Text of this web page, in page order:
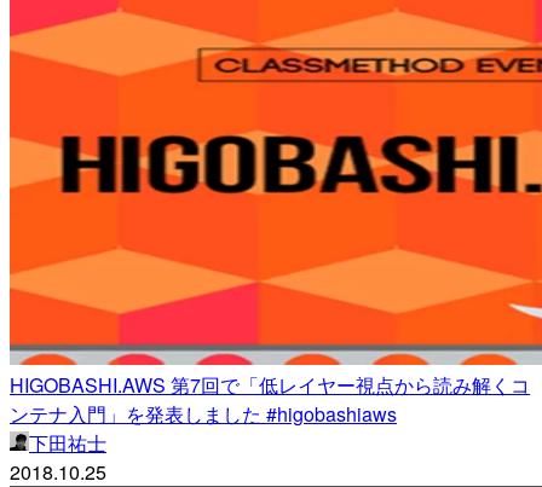
HIGOBASHI.AWS 第7回で「低レイヤー視点から読み解くコ
ンテナ入門」を発表しました #higobashiaws
下田祐士
2018.10.25